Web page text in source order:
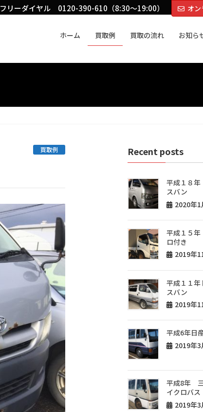
フリーダイヤル 0120-390-610（8:30～19:00） オ
ホーム 買取例 買取の流れ お知ら
買取例 Recent posts
平成１８年
スバン
2020年1
平成１５
ロ付き
2019年
平成１１
スバン
2019年
平成6年日
2019年3
平成8年
イクロバス
2019年3